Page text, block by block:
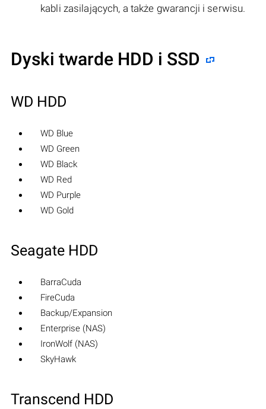
kabli zasilających, a także gwarancji i serwisu.
Dyski twarde HDD i SSD
WD HDD
WD Blue
WD Green
WD Black
WD Red
WD Purple
WD Gold
Seagate HDD
BarraCuda
FireCuda
Backup/Expansion
Enterprise (NAS)
IronWolf (NAS)
SkyHawk
Transcend HDD